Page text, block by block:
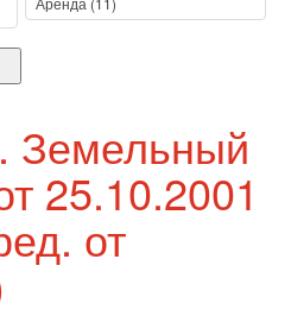
Земельный
25.10.2001
от